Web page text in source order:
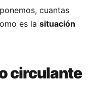
cuantas
es la situación
circulante